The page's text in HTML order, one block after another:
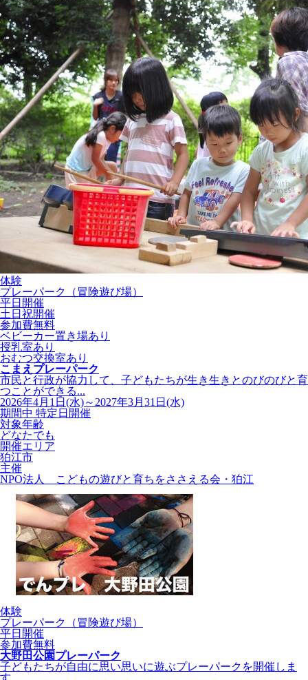
体験
プレーパーク（冒険遊び場）
平日開催
土日祝開催
参加費無料
ベビーカー置き場あり
授乳室あり
おむつ交換室あり
こまえプレーパーク
市民と行政が協力して、子どもたちが生き生きとのびのびと育
つことができる...
2026年4月1日(水)～2027年3月31日(水)
期間中 特定日開催
対象年齢
どなたでも
開催エリア
狛江市
主催
NPO法人 こどもの遊びと育ちをささえる会・狛江
体験
プレーパーク（冒険遊び場）
平日開催
参加費無料
大野田公園プレーパーク
子どもたちが自由に思い思いに遊ぶプレーパークを開催しま
す。